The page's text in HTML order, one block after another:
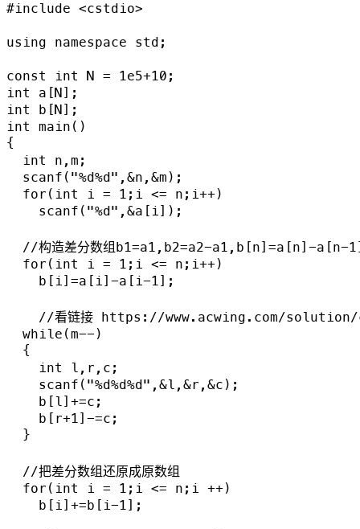
#include <cstdio>
using namespace std;
const int N = 1e5+10;
int a[N];
int b[N];
int main()
{
  int n,m;
  scanf("%d%d",&n,&m);
  for(int i = 1;i <= n;i++)
    scanf("%d",&a[i]);
//构造差分数组b1=a1,b2=a2-a1,b[n]=a[n]-a[n-
  for(int i = 1;i <= n;i++)
    b[i]=a[i]-a[i-1];
//看链接 https://www.acwing.com/
  while(m--)
  {
    int l,r,c;
    scanf("%d%d%d",&l,&r,&c);
    b[l]+=c;
    b[r+1]-=c;
  }
  //把差分数组还原成原数组
  for(int i = 1;i <= n;i ++)
    b[i]+=b[i-1];